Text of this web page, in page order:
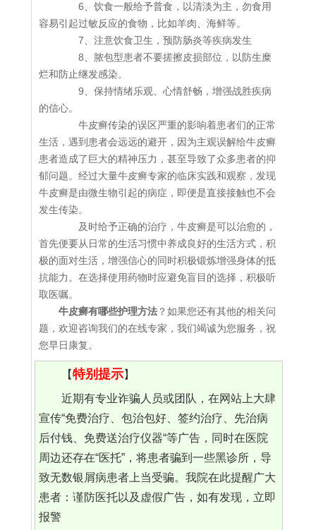
6、饮食一般给予普食，以清淡为主，勿食用
容易引起过敏反应的食物，比如羊肉、海鲜等。
7、注意饮食卫生，预防肠炎等疾病发生
8、脓包型患者不要搓擦皮损部位，以防生糜
烂和防止继发感染。
9、保持情绪乐观、心情舒畅，增强战胜疾病
的信心。
牛皮癣传染的误区严重的影响着患者们的正常
生活，遇到患者会远远的避开，因为主观误解给牛皮癣
患者造成了巨大的精神压力，甚至导致了众多患者的抑
郁问题。经过大量牛皮癣专家的临床实践和观察，发现
牛皮癣是由微生物引起的病症，即便是直接接触也不会
发生传染。
及时给予正确的治疗，牛皮癣是可以治愈的，
首先便要从日常的生活习惯中养成良好的生活方式，积
极的面对生活，增强信心的同时积极锻炼增强身体的抵
抗能力。在选择使用药物时应避免盲目的选择，积极听
取医嘱。
牛皮癣有哪些护理方法 ？如果您还有其他的相关问
题，欢迎咨询我们的在线专家，我们竭诚为您服务，祝
您早日康复。
【特别提示】
近期有专业诈骗人员或团队，在网站上大肆
宣传“免费治疗、包治包好、签约治疗、先治病
后付钱、免费送治疗仪器“等广告，同时在医院
周边还存在“医托”，将患者骗到一些黑诊所，导
致无数银屑病患者上当受骗。我院在此提醒广大
患者：谨防医托以及虚假广告，如有发现，立即
报警